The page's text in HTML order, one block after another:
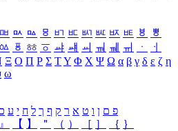
ㅮ ㅯ ㅰ ㅱ ㅲ ㅳ ㅴ ㅵ ㅶ ㅷ ㅸ
ㅹ
ㆃ ㆄ ㆅ ㆆ ㆇ ㆈ ㆉ ㆊ ㆋ ㆌ ㆍ
ㆎ
Ξ Ο Π Ρ Σ ΤΥ Φ Χ Ψ Ω α β γ δ ε ζ η
ω
פ ם ן ו ט א ר ק ף ך ל ח י ע כ
』 【 】 ＂ （ ） ［ ］ ｛ ｝